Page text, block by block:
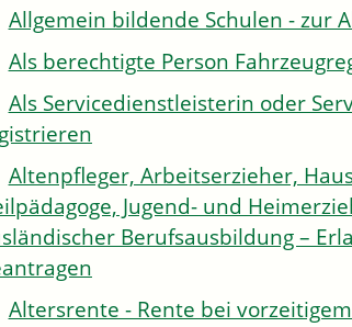
Allgemein bildende Schulen - zur
Als berechtigte Person
Als Servicedienstleisterin oder
Altenpfleger, Arbeitserzieher,
Jugend- und
Berufsausbildung –
Altersrente - Rente bei